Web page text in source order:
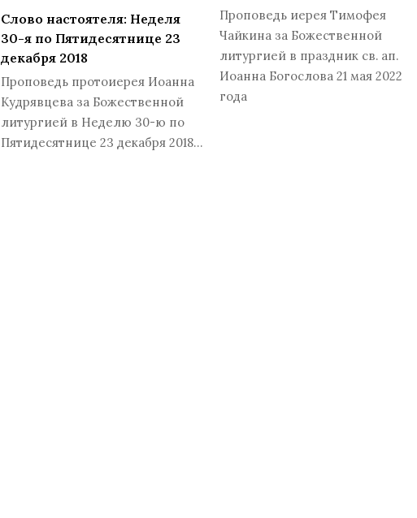
Слово настоятеля: Неделя
30-я по Пятидесятнице 23
декабря 2018
Проповедь протоиерея Иоанна
Кудрявцева за Божественной
литургией в Неделю 30-ю по
Пятидесятнице 23 декабря 2018…
Проповедь иерея Тимофея
Чайкина за Божественной
литургией в праздник св. ап.
Иоанна Богослова 21 мая 2022
года